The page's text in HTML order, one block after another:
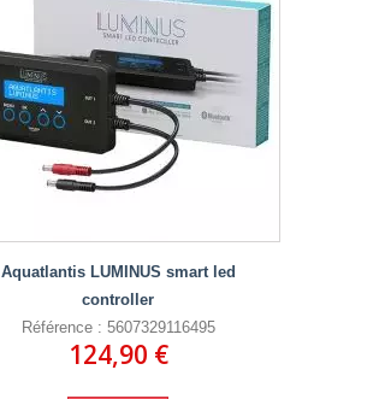
Aquatlantis LUMINUS smart led
controller
Référence : 5607329116495
124,90 €